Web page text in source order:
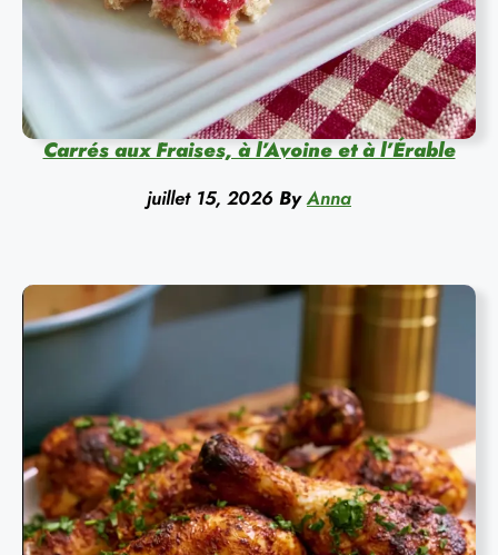
Carrés aux Fraises, à l’Avoine et à l’Érable
juillet 15, 2026 By Anna